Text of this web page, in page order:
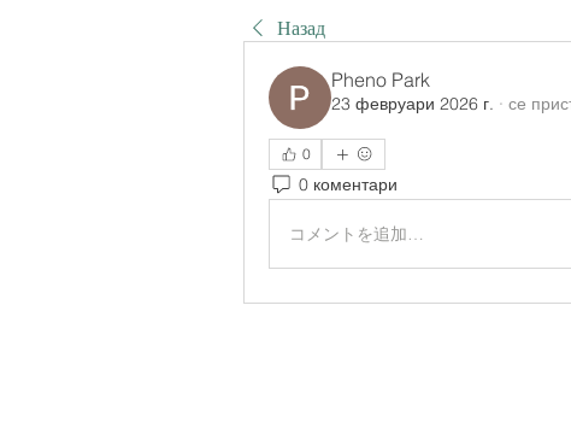
Назад
Pheno Park
23 февруари 2026 г. · се
0
0 коментари
コメントを追加…